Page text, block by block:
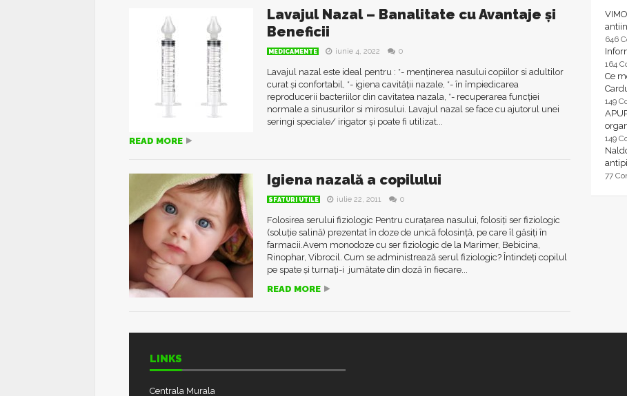
Lavajul Nazal – Banalitate cu Avantaje și
Beneficii
MEDICAMENTE iunie 4, 2022 0
Lavajul nazal este ideal pentru : *- menținerea nasului copiilor si adultilor
curat și confortabil, *- igiena cavității nazale, *- în împiedicarea
reproducerii bacteriilor din cavitatea nazala, *- recuperarea funcției
normale a sinusurilor si mirosului. Lavajul nazal se face cu ajutorul unei
seringi speciale/ irigator și poate fi utilizat...
READ MORE
Igiena nazală a copilului
SFATURI UTILE iulie 22, 2011 0
Folosirea serului fiziologic Pentru curațarea nasului, folosiți ser fiziologic
(soluție salină) prezentat în doze de unică folosință, pe care îl găsiți în
farmacii.Avem monodoze cu ser fiziologic de la Marimer, Bebicina,
Rinophar, Vibrocil. Cum se administrează serul fiziologic? Întindeți copilul
pe spate și turnați-i jumătate din doză în fiecare...
READ MORE
646
164
Ce
149
149
77
LINKS
Centrala Murala